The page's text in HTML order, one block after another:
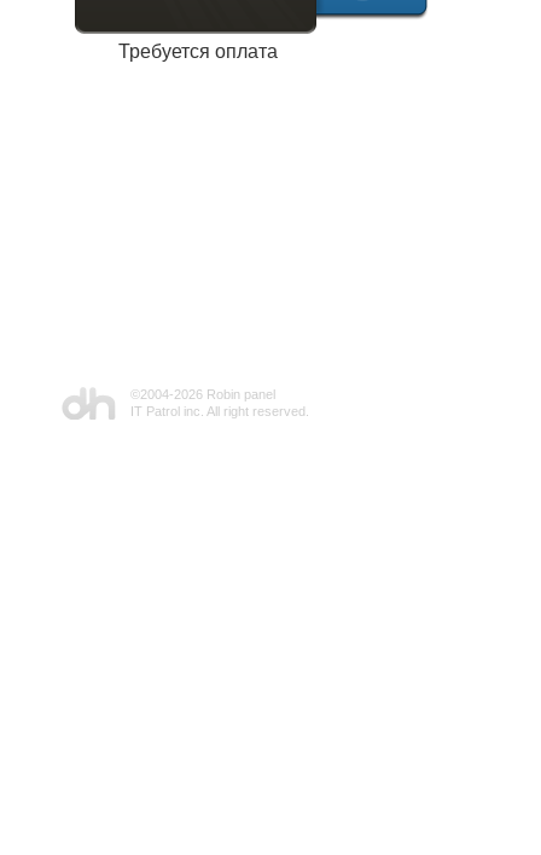
Требуется оплата
©2004-2026 Robin panel
IT Patrol inc. All right reserved.